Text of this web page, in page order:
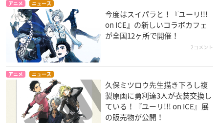
アニメ ニュース
今度はスイパラと！『ユーリ!!!
on ICE』の新しいコラボカフェ
が全国12ヶ所で開催！
2コメント
アニメ ニュース
久保ミツロウ先生描き下ろし複
製原画に勇利達3人が衣装交換し
ている！『ユーリ!!! on ICE』展
の販売物が公開！